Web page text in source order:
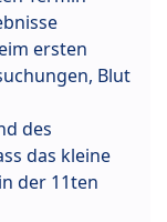
ersten
Blut
des
das kleine
der 11ten